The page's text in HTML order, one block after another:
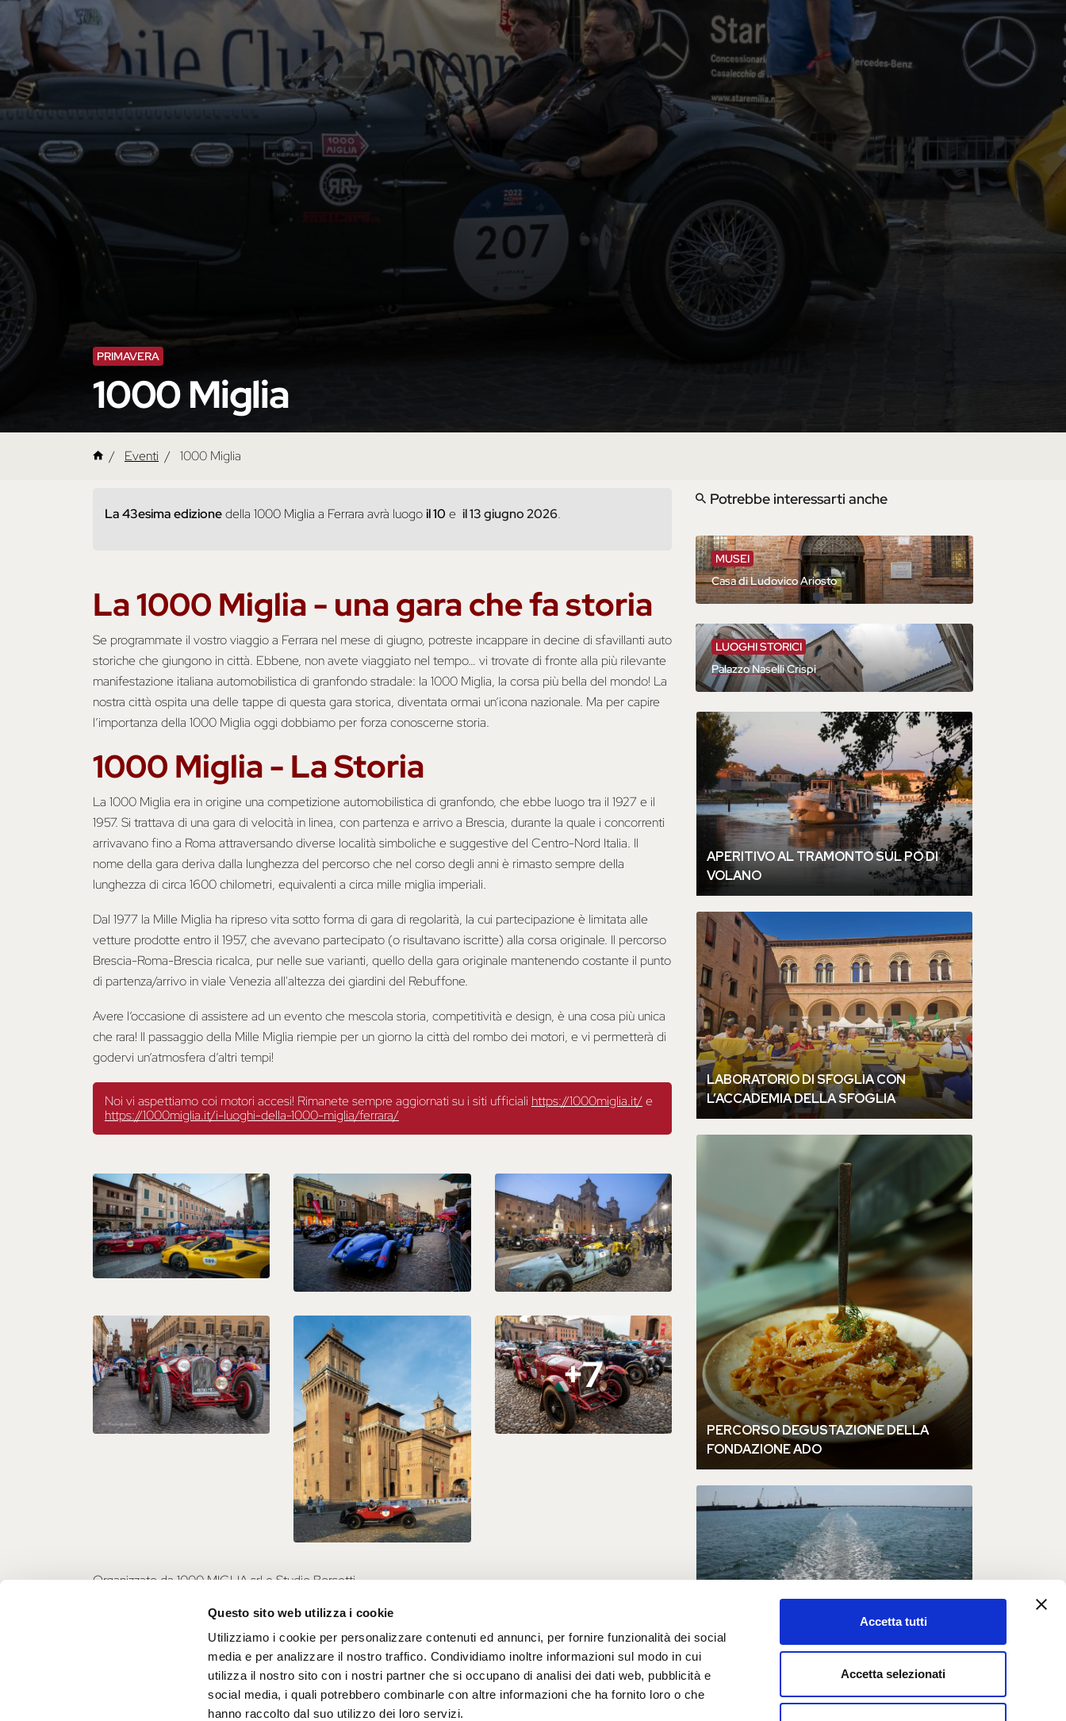
Questo sito web utilizza i cookie
Utilizziamo i cookie per personalizzare contenuti ed annunci, per fornire funzionalità dei social
media e per analizzare il nostro traffico. Condividiamo inoltre informazioni sul modo in cui
utilizza il nostro sito con i nostri partner che si occupano di analisi dei dati web, pubblicità e
social media, i quali potrebbero combinarle con altre informazioni che ha fornito loro o che
hanno raccolto dal suo utilizzo dei loro servizi.
Accetta tutti
Accetta selezionati
PRIMAVERA
1000 Miglia
Eventi 1000 Miglia
La 43esima edizionedella 1000 Miglia a Ferrara avrà luogoil 10 e il 13 giugno 2026.
La 1000 Miglia - una gara che fa storia
Se programmate il vostro viaggio a Ferrara nel mese di giugno, potreste incappare in decine di sfavillanti auto
storiche che giungono in città. Ebbene, non avete viaggiato nel tempo… vi trovate di fronte alla più rilevante
manifestazione italiana automobilistica di granfondo stradale: la 1000 Miglia, la corsa più bella del mondo! La
nostra città ospita una delle tappe di questa gara storica, diventata ormai un’icona nazionale. Ma per capire
l’importanza della 1000 Miglia oggi dobbiamo per forza conoscerne storia.
1000 Miglia - La Storia
La 1000 Miglia era in origine una competizione automobilistica di granfondo, che ebbe luogo tra il 1927 e il
1957. Si trattava di una gara di velocità in linea, con partenza e arrivo a Brescia, durante la quale i concorrenti
arrivavano fino a Roma attraversando diverse località simboliche e suggestive del Centro-Nord Italia. Il
nome della gara deriva dalla lunghezza del percorso che nel corso degli anni è rimasto sempre della
lunghezza di circa 1600 chilometri, equivalenti a circa mille miglia imperiali.
Dal 1977 la Mille Miglia ha ripreso vita sotto forma di gara di regolarità, la cui partecipazione è limitata alle
vetture prodotte entro il 1957, che avevano partecipato (o risultavano iscritte) alla corsa originale. Il percorso
Brescia-Roma-Brescia ricalca, pur nelle sue varianti, quello della gara originale mantenendo costante il punto
di partenza/arrivo in viale Venezia all'altezza dei giardini del Rebuffone.
Avere l’occasione di assistere ad un evento che mescola storia, competitività e design, è una cosa più unica
che rara! Il passaggio della Mille Miglia riempie per un giorno la città del rombo dei motori, e vi permetterà di
godervi un’atmosfera d’altri tempi!
Noi vi aspettiamo coi motori accesi! Rimanete sempre aggiornati su i siti ufficiali https://1000miglia.it/e
https://1000miglia.it/i-luoghi-della-1000-miglia/ferrara/
+7
Organizzato da 1000 MIGLIA srl e Studio Borsetti
Potrebbe interessarti anche
MUSEI
Casa di Ludovico Ariosto
LUOGHI STORICI
Palazzo Naselli Crispi